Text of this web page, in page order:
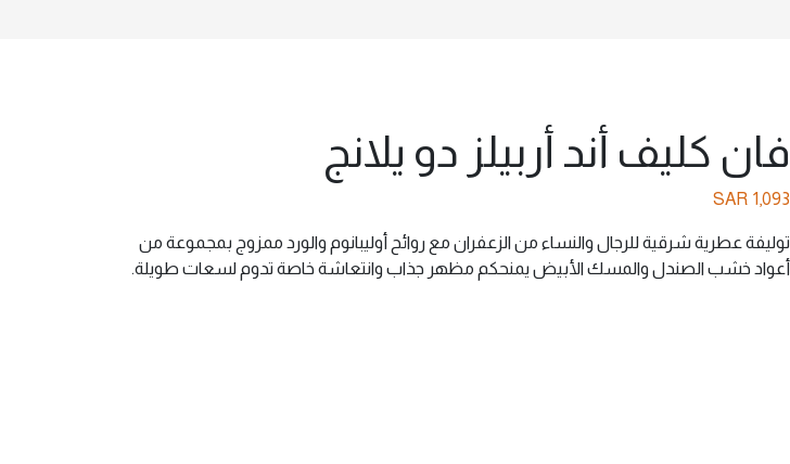
فان كليف أند أربيلز دو يلانج
SAR 1,093
توليفة عطرية شرقية للرجال والنساء من الزعفران مع روائح أوليبانوم والورد ممزوج بمجموعة من
أعواد خشب الصندل والمسك الأبيض يمنحكم مظهر جذاب وانتعاشة خاصة تدوم لسعات طويلة.